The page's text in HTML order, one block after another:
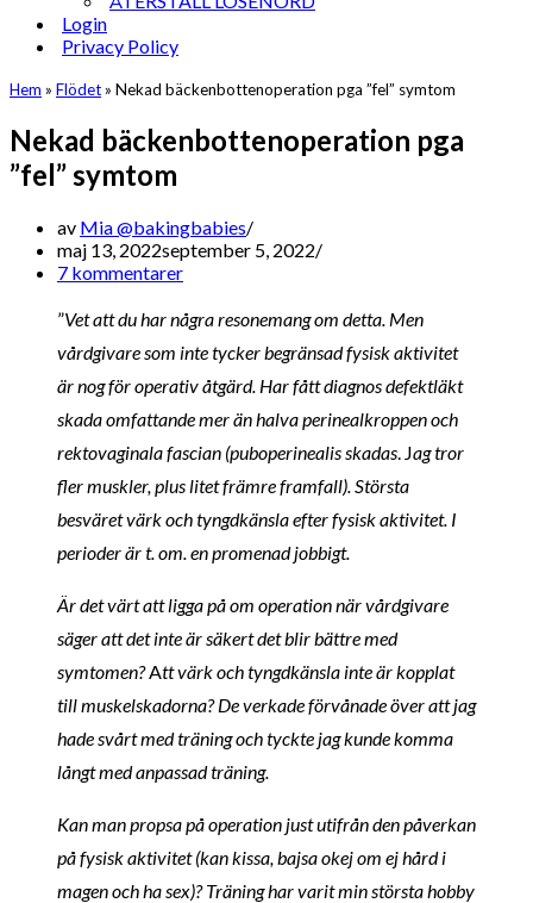
Login
Privacy Policy
Hem » Flödet» Nekad bäckenbottenoperation pga ”fel” symtom
Nekad bäckenbottenoperation pga
”fel” symtom
av Mia @bakingbabies
maj 13, 2022september 5, 2022
7 kommentarer
”Vet att du har några resonemang om detta. Men
vårdgivare som inte tycker begränsad fysisk aktivitet
är nog för operativ åtgärd. Har fått diagnos defektläkt
skada omfattande mer än halva perinealkroppen och
rektovaginala fascian (puboperinealis skadas. Jag tror
fler muskler, plus litet främre framfall). Största
besväret värk och tyngdkänsla efter fysisk aktivitet. I
perioder är t. om. en promenad jobbigt.
Är det värt att ligga på om operation när vårdgivare
säger att det inte är säkert det blir bättre med
symtomen?Att värk och tyngdkänsla inte är kopplat
till muskelskadorna? De verkade förvånade över att jag
hade svårt med träning och tyckte jag kunde komma
långt med anpassad träning.
Kan man propsa på operation just utifrån den påverkan
på fysisk aktivitet (kan kissa, bajsa okej om ej hård i
magen och ha sex)? Träning har varit min största hobby